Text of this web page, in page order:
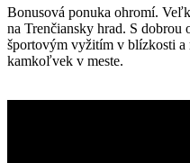
Bonusová ponuka ohromí.
na Trenčiansky hrad. S dobrou
športovým vyžitím v blízkosti a
kamkoľvek v meste.